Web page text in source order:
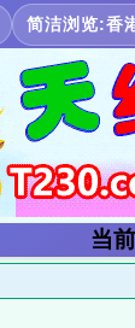
简洁浏览:香
当